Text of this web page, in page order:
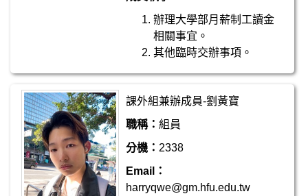
辦理大學部月薪制工讀金
相關事宜。
其他臨時交辦事項。
課外組兼辦成員-劉黃寶
職稱：組員
分機： 2338
Email：
harryqwe@gm.hfu.edu.tw